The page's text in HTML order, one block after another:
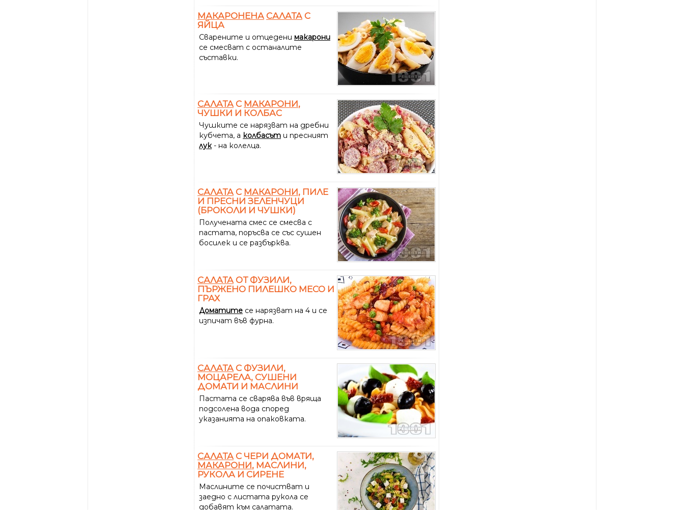
МАКАРОНЕНА САЛАТА С
ЯЙЦА
Сварените и отцедени макарони
се смесват с останалите
съставки.
САЛАТА С МАКАРОНИ,
ЧУШКИ И КОЛБАС
Чушките се нарязват на дребни
кубчета, а колбасът и пресният
лук - на колелца.
САЛАТА С МАКАРОНИ, ПИЛЕ
И ПРЕСНИ ЗЕЛЕНЧУЦИ
(БРОКОЛИ И ЧУШКИ)
Получената смес се смесва с
пастата, поръсва се със сушен
босилек и се разбърква.
САЛАТА ОТ ФУЗИЛИ,
ПЪРЖЕНО ПИЛЕШКО МЕСО И
ГРАХ
Доматите се нарязват на 4 и се
изпичат във фурна.
САЛАТА С ФУЗИЛИ,
МОЦАРЕЛА, СУШЕНИ
ДОМАТИ И МАСЛИНИ
Пастата се сварява във вряща
подсолена вода според
указанията на опаковката.
САЛАТА С ЧЕРИ ДОМАТИ,
МАКАРОНИ, МАСЛИНИ,
РУКОЛА И СИРЕНЕ
Маслините се почистват и
заедно с листата рукола се
добавят към салатата.